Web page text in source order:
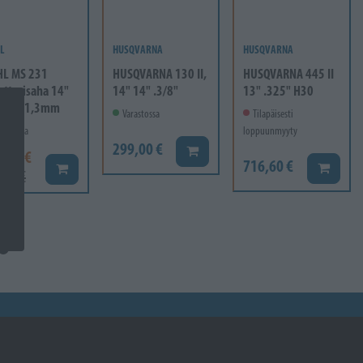
MS 231
14"
Pm 1,3mm
€
€ Lisää koriin
HUSQVARNA
HUSQVARNA 130 II,
14" 14" .3/8"
Varastossa
299,00 € Lisää koriin
HUSQVARNA
HUSQVARNA 445 II
13" .325" H30
Tilapäisesti
loppuunmyyty
716,60 € Lisää